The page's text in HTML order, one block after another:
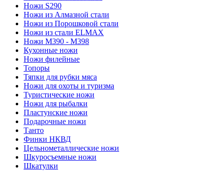
Ножи S290
Ножи из Алмазной стали
Ножи из Порошковой стали
Ножи из стали ELMAX
Ножи М390 - М398
Кухонные ножи
Ножи филейные
Топоры
Тяпки для рубки мяса
Ножи для охоты и туризма
Туристические ножи
Ножи для рыбалки
Пластунские ножи
Подарочные ножи
Танто
Финки НКВД
Цельнометаллические ножи
Шкуросъемные ножи
Шкатулки